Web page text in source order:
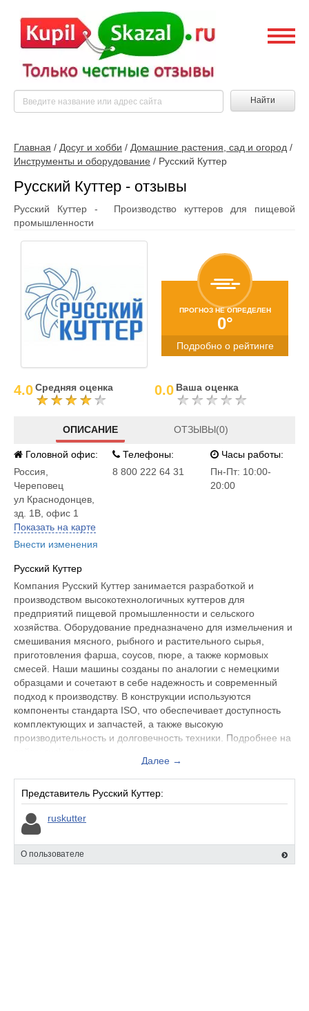
Найти
Главная / Досуг и хобби / Домашние растения, сад и огород /
Инструменты и оборудование / Русский Куттер
Русский Куттер - отзывы
Русский Куттер - Производство куттеров для пищевой
промышленности
ПРОГНОЗ НЕ ОПРЕДЕЛЕН
0°
Подробно о рейтинге
4.0Средняя оценка 0.0 Ваша оценка
ОПИСАНИЕ ОТЗЫВЫ(0)
Головной офис:
Россия
Череповец
ул Краснодонцев,
зд. 1В, офис 1
Показать на карте
Внести изменения
Телефоны:
8 800 222 64 31
Часы работы:
Пн-Пт: 10:00-
20:00
Русский Куттер
Компания Русский Куттер занимается разработкой и
производством высокотехнологичных куттеров для
предприятий пищевой промышленности и сельского
хозяйства. Оборудование предназначено для измельчения и
смешивания мясного, рыбного и растительного сырья,
приготовления фарша, соусов, пюре, а также кормовых
смесей. Наши машины созданы по аналогии с немецкими
образцами и сочетают в себе надежность и современный
подход к производству. В конструкции используются
компоненты стандарта ISO, что обеспечивает доступность
комплектующих и запчастей, а также высокую
производительность и долговечность техники. Подробнее на
Далее →
Представитель Русский Куттер:
ruskutter
О пользователе